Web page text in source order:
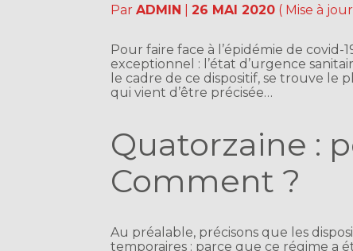
ParADMIN |26 MAI 2020 ( Mise à
Pour faire face à l’épidémie de
exceptionnel : l’état d’urgence
le cadre de ce dispositif, se trouve
qui vient d’être précisée…
Quatorzaine :
Comment ?
Au préalable, précisons que les
temporaires : parce que ce régime a